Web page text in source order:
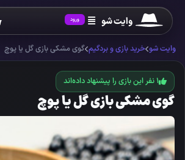
وایت شو ورود
وایت شو خرید بازی و بردگیم گوی مشکی بازی گل یا پوچ
گوی مشکی بازی گل یا پوچ
1 نفر این بازی را پیشنهاد داده‌اند